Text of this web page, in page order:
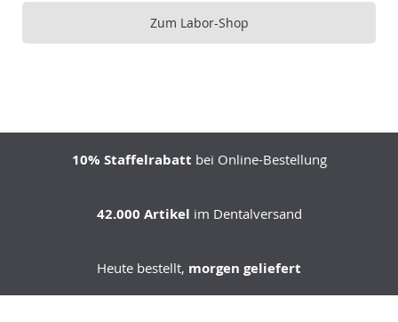
Zum Labor-Shop
10% Staffelrabatt bei Online-Bestellung
42.000 Artikel im Dentalversand
Heute bestellt, morgen geliefert